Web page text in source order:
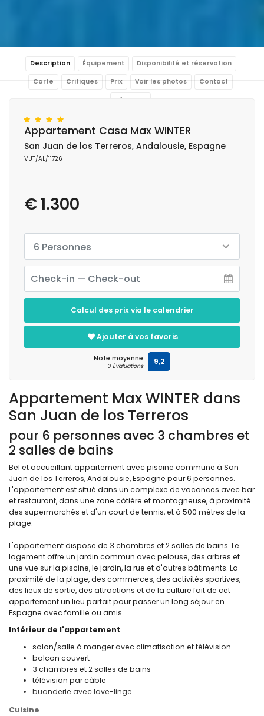
Description Équipement Disponibilité et réservation
Carte Critiques Prix Voir les photos Contact
Réserver
Appartement Max WINTER dans
San Juan de los Terreros
pour 6 personnes avec 3 chambres et
2 salles de bains
Bel et accueillant appartement avec piscine commune à San
Juan de los Terreros, Andalousie, Espagne pour 6 personnes.
L'appartement est situé dans un complexe de vacances avec bar
et restaurant, dans une zone côtière et montagneuse, à proximité
des supermarchés et d'un court de tennis, et à 500 mètres de la
plage.
L'appartement dispose de 3 chambres et 2 salles de bains. Le
logement offre un jardin commun avec pelouse, des arbres et
une vue sur la piscine, le jardin, la rue et d'autres bâtiments. La
proximité de la plage, des commerces, des activités sportives,
des lieux de sortie, des attractions et de la culture fait de cet
appartement un lieu parfait pour passer un long séjour en
Espagne avec famille ou amis.
Intérieur de l'appartement
salon/salle à manger avec climatisation et télévision
balcon couvert
3 chambres et 2 salles de bains
télévision par câble
buanderie avec lave-linge
Cuisine
Appartement Casa Max WINTER
San Juan de los Terreros, Andalousie, Espagne
VUT/AL/11726
€ 1.300
6 Personnes
Calcul des prix via le calendrier
Ajouter à vos favoris
Note moyenne
3 Évaluations 9,2